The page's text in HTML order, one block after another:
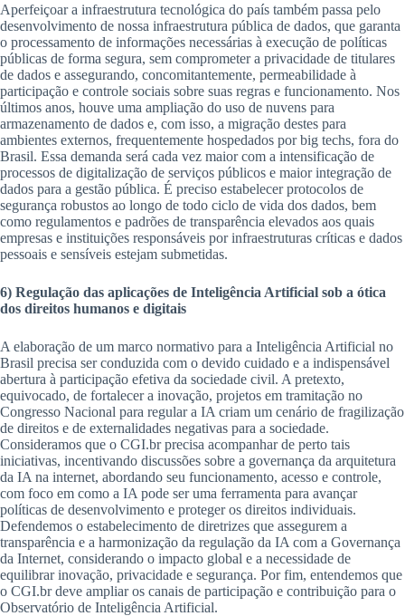
Aperfeiçoar a infraestrutura tecnológica do país também passa pelo
desenvolvimento de nossa infraestrutura pública de dados, que garanta
o processamento de informações necessárias à execução de políticas
públicas de forma segura, sem comprometer a privacidade de titulares
de dados e assegurando, concomitantemente, permeabilidade à
participação e controle sociais sobre suas regras e funcionamento. Nos
últimos anos, houve uma ampliação do uso de nuvens para
armazenamento de dados e, com isso, a migração destes para
ambientes externos, frequentemente hospedados por big techs, fora do
Brasil. Essa demanda será cada vez maior com a intensificação de
processos de digitalização de serviços públicos e maior integração de
dados para a gestão pública. É preciso estabelecer protocolos de
segurança robustos ao longo de todo ciclo de vida dos dados, bem
como regulamentos e padrões de transparência elevados aos quais
empresas e instituições responsáveis por infraestruturas críticas e dados
pessoais e sensíveis estejam submetidas.
6) Regulação das aplicações de Inteligência Artificial sob a ótica
dos direitos humanos e digitais
A elaboração de um marco normativo para a Inteligência Artificial no
Brasil precisa ser conduzida com o devido cuidado e a indispensável
abertura à participação efetiva da sociedade civil. A pretexto,
equivocado, de fortalecer a inovação, projetos em tramitação no
Congresso Nacional para regular a IA criam um cenário de fragilização
de direitos e de externalidades negativas para a sociedade.
Consideramos que o CGI.br precisa acompanhar de perto tais
iniciativas, incentivando discussões sobre a governança da arquitetura
da IA na internet, abordando seu funcionamento, acesso e controle,
com foco em como a IA pode ser uma ferramenta para avançar
políticas de desenvolvimento e proteger os direitos individuais.
Defendemos o estabelecimento de diretrizes que assegurem a
transparência e a harmonização da regulação da IA com a Governança
da Internet, considerando o impacto global e a necessidade de
equilibrar inovação, privacidade e segurança. Por fim, entendemos que
o CGI.br deve ampliar os canais de participação e contribuição para o
Observatório de Inteligência Artificial.